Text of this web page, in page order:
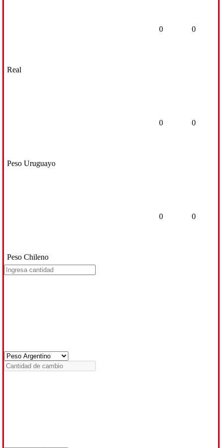
Real
0 0
Peso Uruguayo
0 0
Peso Chileno
0 0